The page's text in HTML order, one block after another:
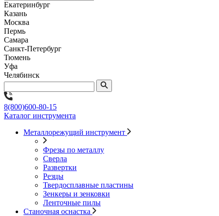
Екатеринбург
Казань
Москва
Пермь
Самара
Санкт-Петербург
Тюмень
Уфа
Челябинск
8(800)600-80-15
Каталог инструмента
Металлорежущий инструмент
Фрезы по металлу
Сверла
Развертки
Резцы
Твердосплавные пластины
Зенкеры и зенковки
Ленточные пилы
Станочная оснастка